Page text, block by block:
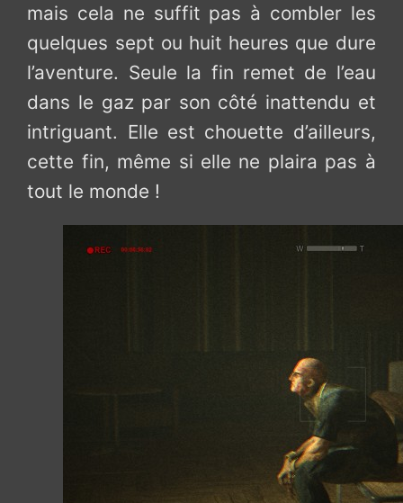
mais cela ne suffit pas à combler les
quelques sept ou huit heures que dure
l’aventure. Seule la fin remet de l’eau
dans le gaz par son côté inattendu et
intriguant. Elle est chouette d’ailleurs,
cette fin, même si elle ne plaira pas à
tout le monde !